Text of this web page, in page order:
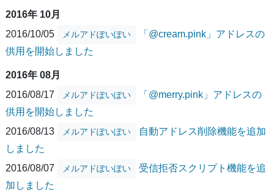
2016年 10月
2016/10/05
メルアドぽいぽい
「@cream.pink」アドレスの
供用を開始しました
2016年 08月
2016/08/17
メルアドぽいぽい
「@merry.pink」アドレスの
供用を開始しました
2016/08/13
メルアドぽいぽい
自動アドレス削除機能を追加
しました
2016/08/07
メルアドぽいぽい
受信拒否スクリプト機能を追
加しました